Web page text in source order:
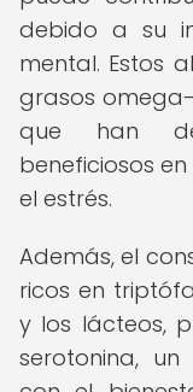
debido a su
mental. Estos
grasos
que han
beneficiosos
el estrés.
Además, el
ricos en
y los lácteos,
serotonina, un